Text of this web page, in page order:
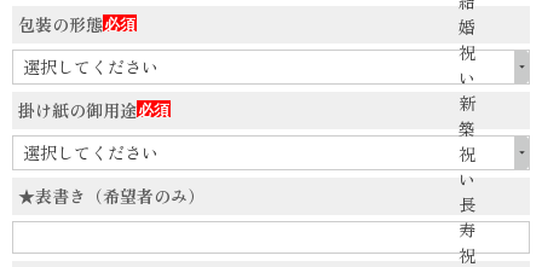
婚
祝
い
新
築
祝
い
長
寿
祝
包装の形態
(必
須)
掛け紙の御用途
(必
須)
★表書き（希望者のみ）